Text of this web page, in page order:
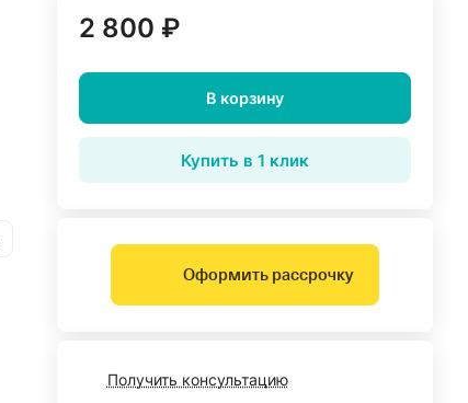
2 800 ₽
В корзину
Купить в 1 клик
Оформить рассрочку
Получить консультацию